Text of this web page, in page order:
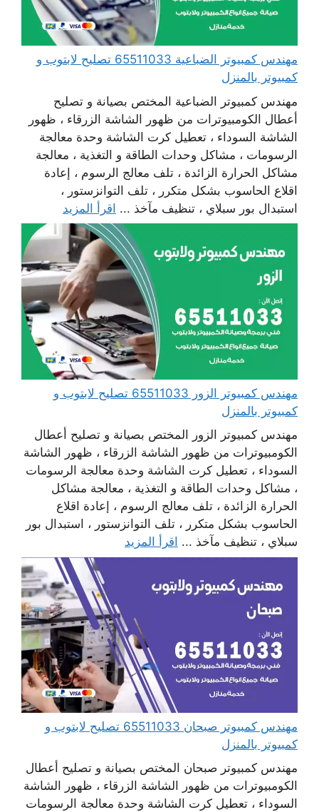
مهندس كمبيوتر الضباعية 65511033 تصليح لابتوب و
كمبيوتر بالمنزل
مهندس كمبيوتر الضباعية المختص بصيانة و تصليح
أعطال الكومبيوترات من ظهور الشاشة الزرقاء ، ظهور
الشاشة السوداء ، تعطيل كرت الشاشة وحدة معالجة
الرسومات ، مشاكل وحدات الطاقة و التغذية ، معالجة
مشاكل الحرارة الزائدة ، تلف معالج الرسوم ، إعادة
اقلاع الحاسوب بشكل متكرر ، تلف التوانزستور ،
استبدال بور سبلاي ، تنظيف مآخذ ... اقرأ المزيد
مهندس كمبيوتر الزور 65511033 تصليح لابتوب و
كمبيوتر بالمنزل
مهندس كمبيوتر الزور المختص بصيانة و تصليح أعطال
الكومبيوترات من ظهور الشاشة الزرقاء ، ظهور الشاشة
السوداء ، تعطيل كرت الشاشة وحدة معالجة الرسومات
، مشاكل وحدات الطاقة و التغذية ، معالجة مشاكل
الحرارة الزائدة ، تلف معالج الرسوم ، إعادة اقلاع
الحاسوب بشكل متكرر ، تلف التوانزستور ، استبدال بور
سبلاي ، تنظيف مآخذ ... اقرأ المزيد
مهندس كمبيوتر صبحان 65511033 تصليح لابتوب و
كمبيوتر بالمنزل
مهندس كمبيوتر صبحان المختص بصيانة و تصليح أعطال
الكومبيوترات من ظهور الشاشة الزرقاء ، ظهور الشاشة
السوداء ، تعطيل كرت الشاشة وحدة معالجة الرسومات